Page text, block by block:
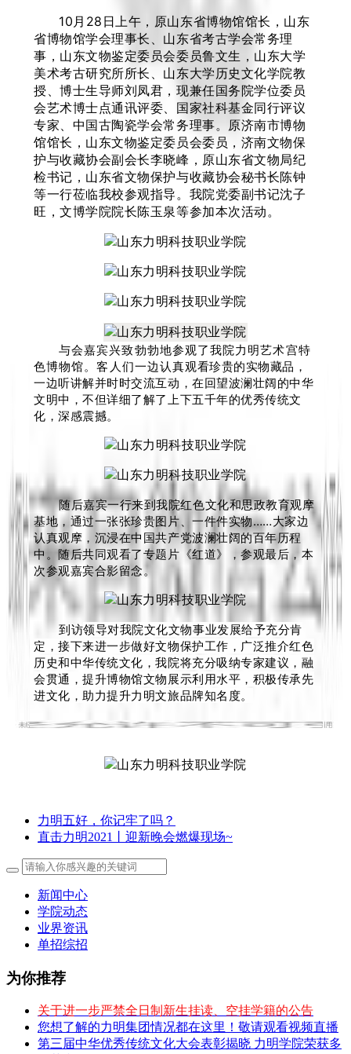
10月28日上午，原山东省博物馆馆长，山东
省博物馆学会理事长、山东省考古学会常务理
事，山东文物鉴定委员会委员鲁文生，山东大学
美术考古研究所所长、山东大学历史文化学院教
授、博士生导师刘凤君，现兼任国务院学位委员
会艺术博士点通讯评委、国家社科基金同行评议
专家、中国古陶瓷学会常务理事。原济南市博物
馆馆长，山东文物鉴定委员会委员，济南文物保
护与收藏协会副会长李晓峰，原山东省文物局纪
检书记，山东省文物保护与收藏协会秘书长陈钟
等一行莅临我校参观指导。我院党委副书记沈子
旺，文博学院院长陈玉泉等参加本次活动。
与会嘉宾兴致勃勃地参观了我院力明艺术宫特
色博物馆。客人们一边认真观看珍贵的实物藏品，
一边听讲解并时时交流互动，在回望波澜壮阔的中华
文明中，不但详细了解了上下五千年的优秀传统文
化，深感震撼。
随后嘉宾一行来到我院红色文化和思政教育观摩
基地，通过一张张珍贵图片、一件件实物……大家边
认真观摩，沉浸在中国共产党波澜壮阔的百年历程
中。随后共同观看了专题片《红道》，参观最后，本
次参观嘉宾合影留念。
到访领导对我院文化文物事业发展给予充分肯
定，接下来进一步做好文物保护工作，广泛推介红色
历史和中华传统文化，我院将充分吸纳专家建议，融
会贯通，提升博物馆文物展示利用水平， 积极传承先
进文化，助力提升力明文旅品牌知名度。
力明五好，你记牢了吗？
直击力明2021丨迎新晚会燃爆现场~
新闻中心
学院动态
业界资讯
单招综招
为你推荐
关于进一步严禁全日制新生挂读、空挂学籍的公告
您想了解的力明集团情况都在这里！敬请观看视频直播
第三届中华优秀传统文化大会表彰揭晓 力明学院荣获多